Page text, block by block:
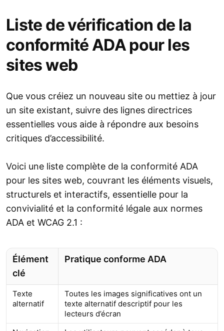
Liste de vérification de la
conformité ADA pour les
sites web
Que vous créiez un nouveau site ou mettiez à jour
un site existant, suivre des lignes directrices
essentielles vous aide à répondre aux besoins
critiques d’accessibilité.
Voici une liste complète de la conformité ADA
pour les sites web, couvrant les éléments visuels,
structurels et interactifs, essentielle pour la
convivialité et la conformité légale aux normes
ADA et WCAG 2.1 :
Élément
clé
Pratique conforme ADA
Texte
alternatif
Toutes les images significatives ont un
texte alternatif descriptif pour les
lecteurs d’écran